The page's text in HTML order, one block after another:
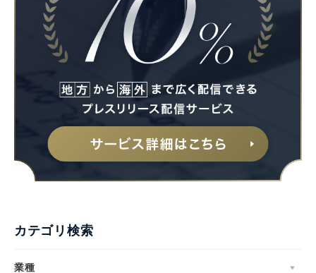
カテゴリ検索
業種